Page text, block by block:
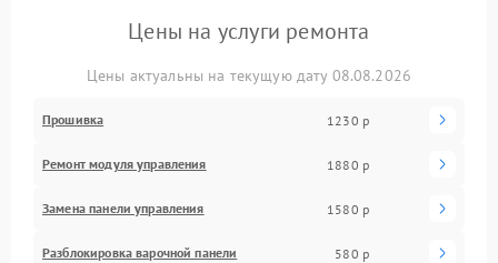
Цены на услуги ремонта
Цены актуальны на текущую дату 08.08.2026
Прошивка 1230 р
Ремонт модуля управления 1880 р
Замена панели управления 1580 р
Разблокировка варочной панели 580 р